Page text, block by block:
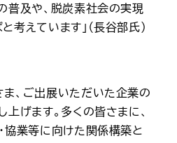
普及や、脱炭素社会の実現
考えています」（長谷部氏）
、ご出展いただいた企業の
上げます。多くの皆さまに、
協業等に向けた関係構築と